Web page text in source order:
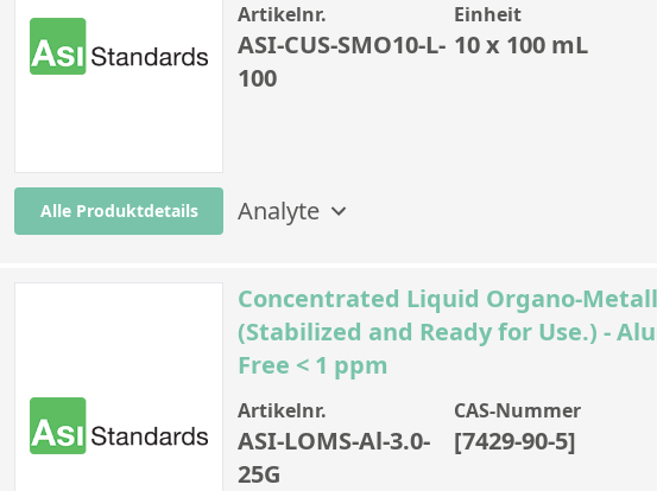
Artikelnr.
ASI-CUS-SMO10-L-
100
Einheit
10 x 100 mL
Analyte
Alle Produktdetails
Concentrated Liquid Organo-
(Stabilized and Ready for Use.) -
Free < 1 ppm
Artikelnr.
ASI-LOMS-Al-3.0-
25G
CAS-Nummer
[7429-90-5]